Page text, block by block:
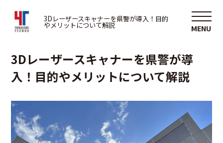
3Dレーザースキャナーを県警が導入！目的
やメリットについて解説
2025/11/05
3Dレーザースキャナーを県警が導
入！目的やメリットについて解説